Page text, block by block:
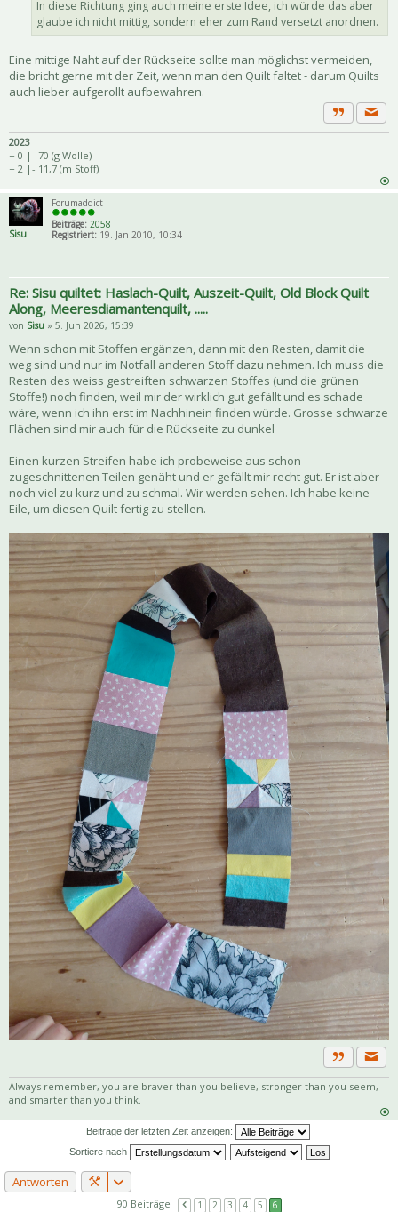
In diese Richtung ging auch meine erste Idee, ich würde das aber
glaube ich nicht mittig, sondern eher zum Rand versetzt anordnen.
Eine mittige Naht auf der Rückseite sollte man möglichst vermeiden,
die bricht gerne mit der Zeit, wenn man den Quilt faltet - darum Quilts
auch lieber aufgerollt aufbewahren.
Zitat
2023
+ 0 |- 70 (g Wolle)
+ 2 |- 11,7 (m Stoff)
Sisu
Forumaddict
Beiträge: 2058
Registriert:19. Jan 2010, 10:34
Re: Sisu quiltet: Haslach-Quilt, Auszeit-Quilt, Old Block Quilt
Along, Meeresdiamantenquilt, .....
von Sisu » 5. Jun 2026, 15:39
Wenn schon mit Stoffen ergänzen, dann mit den Resten, damit die
weg sind und nur im Notfall anderen Stoff dazu nehmen. Ich muss die
Resten des weiss gestreiften schwarzen Stoffes (und die grünen
Stoffe!) noch finden, weil mir der wirklich gut gefällt und es schade
wäre, wenn ich ihn erst im Nachhinein finden würde. Grosse schwarze
Flächen sind mir auch für die Rückseite zu dunkel
Einen kurzen Streifen habe ich probeweise aus schon
zugeschnittenen Teilen genäht und er gefällt mir recht gut. Er ist aber
noch viel zu kurz und zu schmal. Wir werden sehen. Ich habe keine
Eile, um diesen Quilt fertig zu stellen.
Zitat
Always remember, you are braver than you believe, stronger than you seem,
and smarter than you think.
Beiträge der letzten Zeit anzeigen:
Sortiere nach
Antworten
90 Beiträge 1 2 3 4 5 6